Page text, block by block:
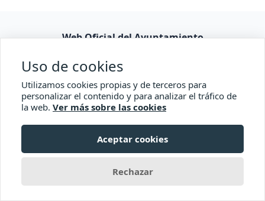
Web Oficial del Ayuntamiento
Consulta pública
Accesibilidad
Comisionado de Transparencia
Transparencia Canaria
Uso de cookies
Utilizamos cookies propias y de terceros para
personalizar el contenido y para analizar el tráfico de
la web. Ver más sobre las cookies
Aceptar cookies
Rechazar